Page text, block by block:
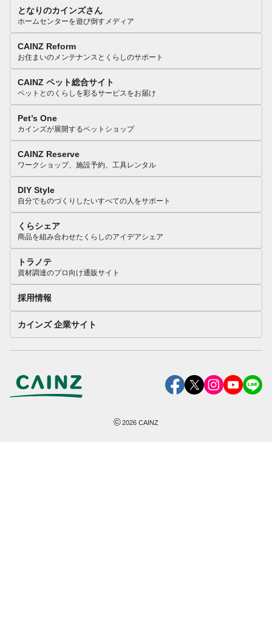
となりのカインズさん
ホームセンターを遊び倒すメディア
CAINZ Reform
お住まいのメンテナンスとくらしのサポート
CAINZ ペット総合サイト
ペットとのくらしを彩るサービスをお届け
Pet’s One
カインズが展開するペットショップ
CAINZ Reserve
ワークショップ、施設予約、工具レンタル
DIY Style
自分でものづくりしたいすべての人をサポート
くらシェア
商品を組み合わせたくらしのアイデアシェア
トラノテ
資材調達のプロ向け通販サイト
採用情報
カインズ 企業サイト
©2026 CAINZ